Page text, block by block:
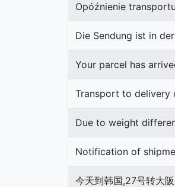
Opóźnienie transportu
Die Sendung ist in
Your parcel has
Transport to delivery
Due to weight
Notification of
今天到韩国,27号转大阪